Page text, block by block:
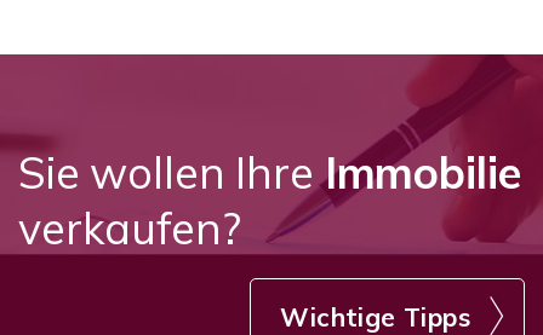
Sie wollen IhreImmobilie
verkaufen?
Wichtige Tipps